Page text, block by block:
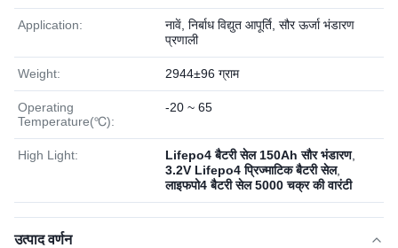
Application:
नावें, निर्बाध विद्युत आपूर्ति, सौर ऊर्जा भंडारण
प्रणाली
Weight: 2944±96 ग्राम
Operating
Temperature(℃):
-20 ~ 65
High Light: Lifepo4 बैटरी सेल 150Ah सौर भंडारण,
3.2V Lifepo4 प्रिज्माटिक बैटरी सेल,
लाइफपो4 बैटरी सेल 5000 चक्र की वारंटी
उत्पाद वर्णन